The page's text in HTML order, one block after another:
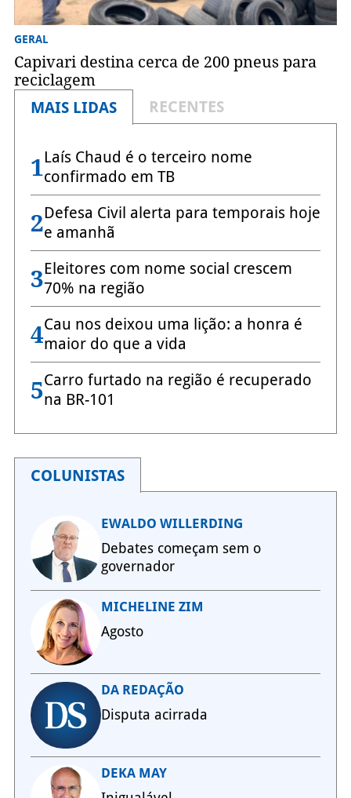
GERAL
Capivari destina cerca de 200 pneus para
reciclagem
MAIS LIDAS
RECENTES
1Laís Chaud é o terceiro nome
confirmado em TB
2Defesa Civil alerta para temporais hoje
e amanhã
3Eleitores com nome social crescem
70% na região
4Cau nos deixou uma lição: a honra é
maior do que a vida
5Carro furtado na região é recuperado
na BR-101
COLUNISTAS
EWALDO WILLERDING
Debates começam sem o
governador
MICHELINE ZIM
Agosto
DA REDAÇÃO
Disputa acirrada
DEKA MAY